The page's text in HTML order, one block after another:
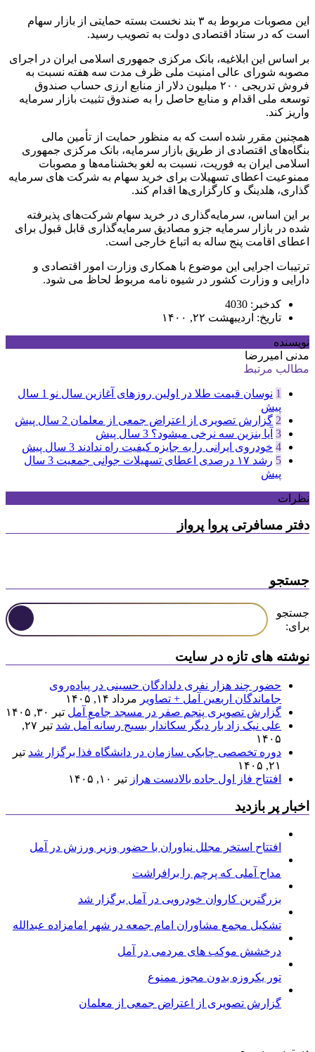
این مصوبات مربوط به ۳ بند نخست بسته حمایتی از بازار سهام
است که در ستاد اقتصادی دولت به تصویب رسید.
بر اساس این ابلاغیه، بانک مرکزی جمهوری اسلامی ایران در اجرای
مصوبه شورای عالی امنیت ملی ظرف مدت سه هفته نسبت به
فروش تدریجی ۲۰۰ میلیون دلار از منابع ارزی حساب صندوق
توسعه ملی اقدام و منابع حاصل را به صندوق تثبیت بازار سرمایه
واریز کند.
همچنین مقرر شده است که به منظور حمایت از تأمین مالی
بنگاه‌های اقتصادی از طریق بازار سرمایه، بانک مرکزی جمهوری
اسلامی ایران به فوریت، نسبت به لغو بخشنامه‌ها و مصوبات
ممنوعیت اعطای تسهیلات برای خرید سهام به شرکت های سرمایه
گذاری، هلدینگ و کارگزاری‌ها اقدام کند.
بر این اساس، سرمایه‌گذاری در خرید سهام شرکت‌های پذیرفته
شده در بازار سرمایه جزو مصادیق سرمایه‌گذاری قابل قبول برای
اعطای اقامت پنج ساله به اتباع خارجی است.
ترتیبات اجرایی این موضوع با همکاری وزارت امور اقتصادی و
دارایی و وزارت کشور در شیوه نامه مربوط لحاظ می شود.
کدخبر: 4030
تاریخ: اردیبهشت ۲۲, ۱۴۰۰
نویسنده
مدنی امیررضا
مطالب مرتبط
1 نوسان قیمت طلا در اولین روزهای آغازین سال نو
1 سال
پیش
2 گزارش تصویری از اعتراض جمعی از معلمان 2 سال پیش
3 آیا بنزین سه نرخی میشود؟ 3 سال پیش
4 خودروی ایرانی را به جایزه کیفیت راه ندادند 3 سال پیش
5 رشد ۱۷ درصدی اعطای تسهیلات جوانی جمعیت
3 سال
پیش
نظرات
دفتر مسافرتی پروا پرواز
جستجو
جستجو
برای:
نوشته های تازه در سایت
حضور چند هزار نفری دلدادگان حسینی در پیاده‌روی
جاماندگان اربعین آمل + تصاویر مرداد ۱۴, ۱۴۰۵
گزارش تصویری پنجم صفر در مسجد جامع آمل تیر ۳۰, ۱۴۰۵
علی نیک زاد بار دیگر سکاندار بسیج رسانه آمل شد
تیر ۲۷,
۱۴۰۵
دوره تخصصی چابکی سازمان در دانشگاه فذا برگزار شد تیر
۲۱, ۱۴۰۵
افتتاح فاز اول جاده بالادست هراز تیر ۱۰, ۱۴۰۵
اخبار پر بازدید
افتتاح استخر مجلل نیاوران با حضور وزیر ورزش در آمل
مداح آملی که پرچم را برافراشت
بزرگترین کاروان خودرویی در آمل برگزار شد
تشکیل مجمع مشاوران امام جمعه در شهر امامزاده عبدالله
درخشش موکب های مردمی در آمل
تور یکروزه بدون مجوز ممنوع
گزارش تصویری از اعتراض جمعی از معلمان